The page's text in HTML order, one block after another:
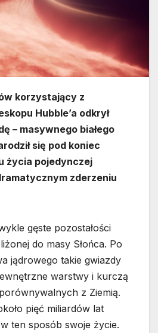
korzystający z
Hubble’a odkrył
– masywnego białego
się pod koniec
życia pojedynczej
zderzeniu
gęste pozostałości
do masy Słońca. Po
jądrowego takie gwiazdy
warstwy i kurczą
z Ziemią.
pięć miliardów lat
ten sposób swoje życie.